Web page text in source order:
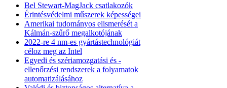
Bel Stewart-MagJack csatlakozók
Érintésvédelmi műszerek képességei
Amerikai tudományos elismerését a
Kálmán-szűrő megalkotójának
2022-re 4 nm-es gyártástechnológiát
céloz meg az Intel
Egyedi és szériamozgatási és -
ellenőrzési rendszerek a folyamatok
automatizálásához